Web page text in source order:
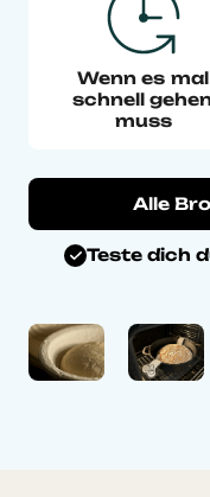
Wenn es mal
schnell
muss
Alle
Teste dich